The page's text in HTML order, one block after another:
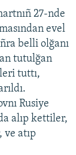
27-nde
evel
belli olğanı
tutulğan
tuttı,
Rusiye
alıp kettiler,
ve atıp